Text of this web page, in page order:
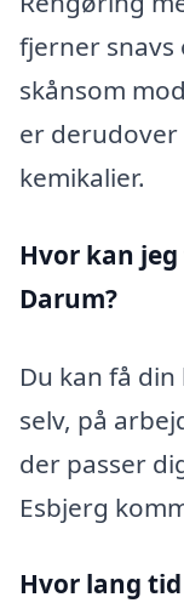
fjerner
skånsom
er derudover
kemikalier.
Hvor kan
Darum?
Du kan få
selv, på
der passer
Esbjerg
Hvor lang